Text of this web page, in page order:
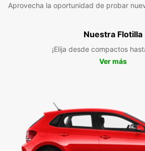
Aprovecha la oportunidad de probar
Nuestra Flotilla
¡Elija desde compactos
Ver más